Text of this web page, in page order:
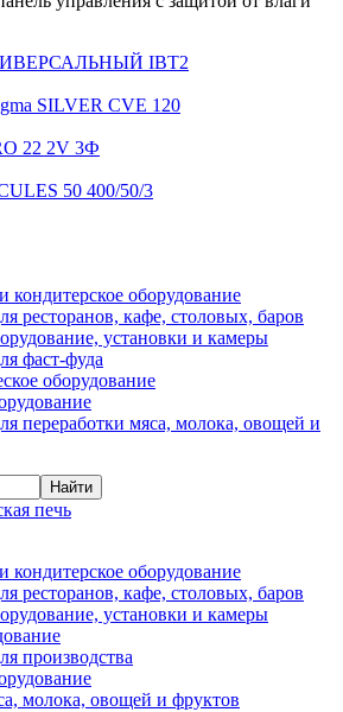
IBT2
SILVER CVE 120
22 2V 3Ф
50 400/50/3
кондитерское оборудование
ресторанов, кафе, столовых, баров
установки и камеры
фаст-фуда
оборудование
переработки мяса, молока, овощей и
печь
кондитерское оборудование
ресторанов, кафе, столовых, баров
установки и камеры
производства
молока, овощей и фруктов